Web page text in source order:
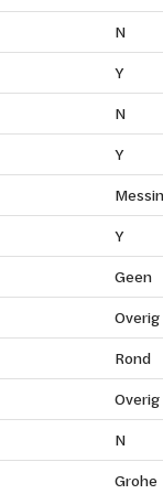
N
Y
N
Y
Y
Geen
Overig
Rond
Overig
N
Grohe